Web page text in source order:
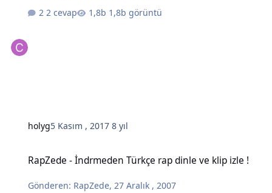
2 cevap
1,8b görüntü
holyg5 Kasım , 20178 yıl
RapZede - İndrmeden Türkçe rap dinle ve klip izle !
Gönderen: RapZede, 27 Aralık , 2007